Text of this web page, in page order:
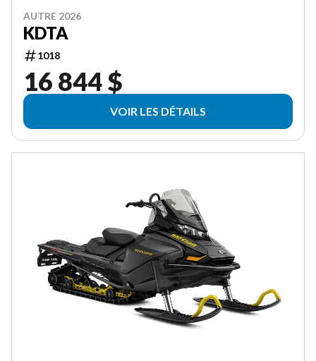
AUTRE 2026
KDTA
1018
16 844 $
VOIR LES DÉTAILS